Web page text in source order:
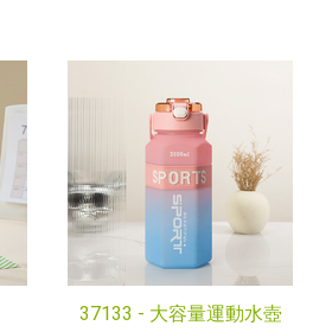
37133 - 大容量運動水壺